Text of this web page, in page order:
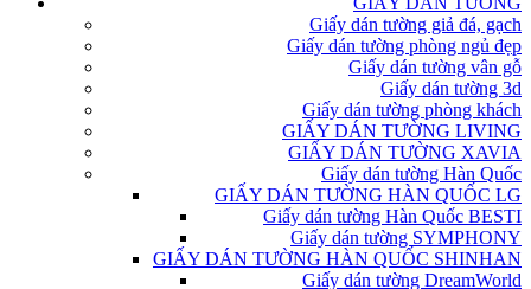
Giấy dán tường giả đá, gạch
Giấy dán tường phòng ngủ đẹp
Giấy dán tường vân gỗ
Giấy dán tường 3d
Giấy dán tường phòng khách
GIẤY DÁN TƯỜNG LIVING
GIẤY DÁN TƯỜNG XAVIA
Giấy dán tường Hàn Quốc
GIẤY DÁN TƯỜNG HÀN QUỐC LG
Giấy dán tường Hàn Quốc BESTI
Giấy dán tường SYMPHONY
GIẤY DÁN TƯỜNG HÀN QUỐC SHINHAN
Giấy dán tường DreamWorld